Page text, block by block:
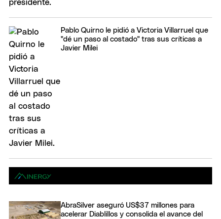
Pablo Quirno le pidió a Victoria Villarruel que
"dé un paso al costado" tras sus críticas a
Javier Milei
AbraSilver aseguró US$37 millones para
acelerar Diablillos y consolida el avance del